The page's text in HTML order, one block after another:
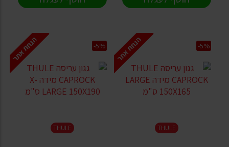
הנחת אתר
THULE
-5% הנחת אתר
THULE
-5%